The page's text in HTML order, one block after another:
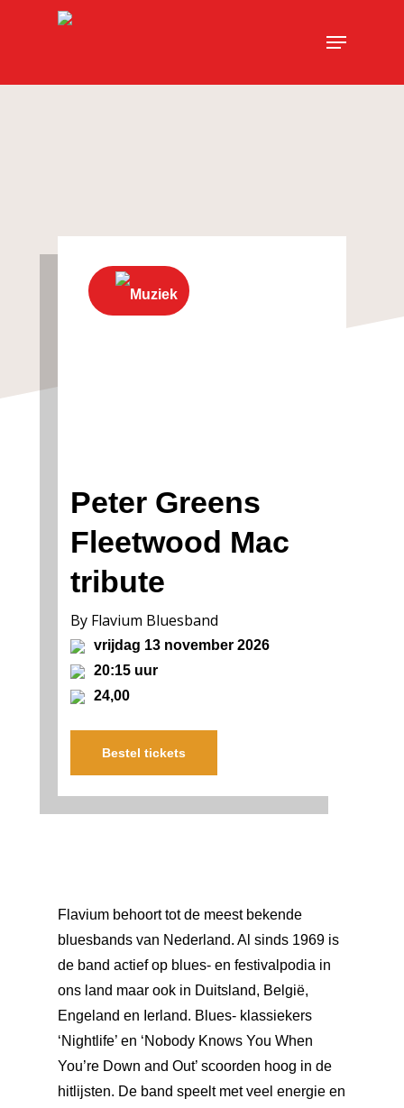
Muziek
Peter Greens
Fleetwood Mac
tribute
By Flavium Bluesband
vrijdag 13 november 2026
20:15 uur
24,00
Bestel tickets
Flavium behoort tot de meest bekende
bluesbands van Nederland. Al sinds 1969 is
de band actief op blues- en festivalpodia in
ons land maar ook in Duitsland, België,
Engeland en Ierland. Blues- klassiekers
‘Nightlife’ en ‘Nobody Knows You When
You’re Down and Out’ scoorden hoog in de
hitlijsten. De band speelt met veel energie en